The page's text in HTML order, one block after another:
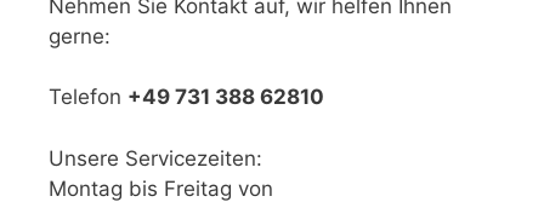
Nehmen Sie Kontakt auf, wir helfen Ihnen
gerne:
Telefon +49 731 388 62810
Unsere Servicezeiten:
Montag bis Freitag von